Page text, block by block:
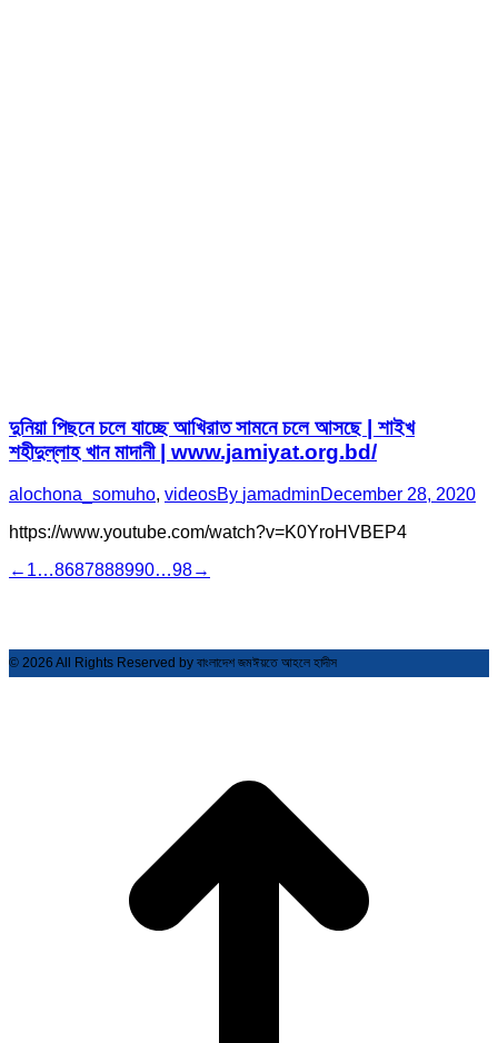
দুনিয়া পিছনে চলে যাচ্ছে আখিরাত সামনে চলে আসছে | শাইখ
শহীদুল্লাহ খান মাদানী | www.jamiyat.org.bd/
alochona_somuho, videosBy jamadminDecember 28, 2020
https://www.youtube.com/watch?v=K0YroHVBEP4
← 1…8687888990…98→
© 2026 All Rights Reserved by বাংলাদেশ জমঈয়তে আহলে হাদীস